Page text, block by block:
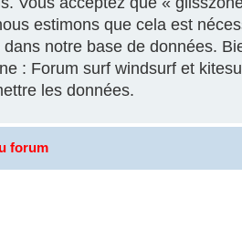
estimons que cela est
dans notre base de données.
: Forum surf windsurf et
les données.
forum